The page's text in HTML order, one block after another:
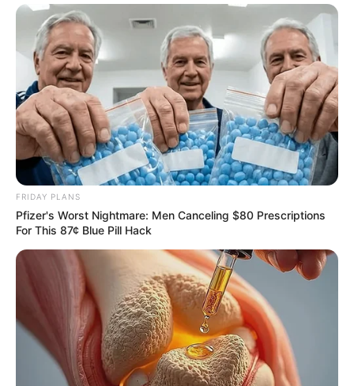
Groom Splits Pants In Viral Wedding Photo Disaster!
BUZZDAY
Remember Hensel Twins? Take A Deep Breath Before
You See Them Now
Colorado Elk's Surprising Response After Being
Freed From Tire
BUZZ DAY
FRIDAY PLANS
Pfizer's Worst Nightmare: Men Canceling $80 Prescriptions
For This 87¢ Blue Pill Hack